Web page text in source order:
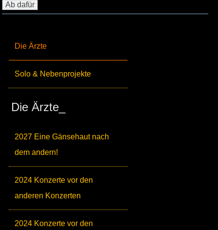
Die Ärzte
Solo & Nebenprojekte
Die Ärzte_
2027 Eine Gänsehaut nach
dem andern!
2024 Konzerte vor den
anderen Konzerten
2024 Konzerte vor den